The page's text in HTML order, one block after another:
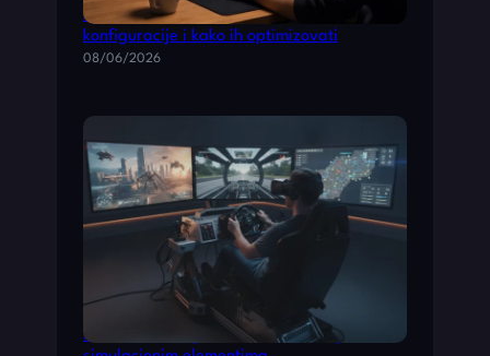
Detaljan vodič: najbolje PC igre za slabije
konfiguracije i kako ih optimizovati
08/06/2026
Kombinovane igre: akcione video igre sa